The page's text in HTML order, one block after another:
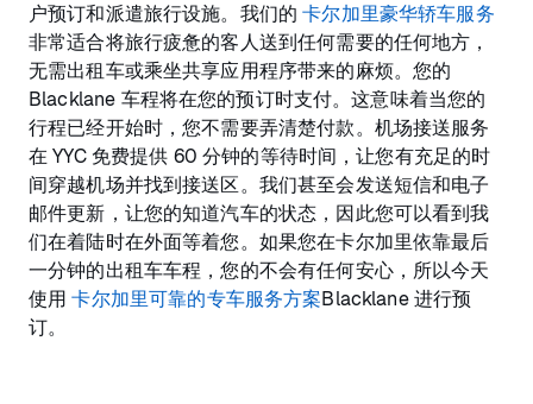
户预订和派遣旅行设施。我们的卡尔加里豪华轿车服务
非常适合将旅行疲惫的客人送到任何需要的任何地方，
无需出租车或乘坐共享应用程序带来的麻烦。您的
Blacklane 车程将在您的预订时支付。这意味着当您的
行程已经开始时，您不需要弄清楚付款。机场接送服务
在 YYC 免费提供 60 分钟的等待时间，让您有充足的时
间穿越机场并找到接送区。我们甚至会发送短信和电子
邮件更新，让您的知道汽车的状态，因此您可以看到我
们在着陆时在外面等着您。如果您在卡尔加里依靠最后
一分钟的出租车车程，您的不会有任何安心，所以今天
使用卡尔加里可靠的专车服务方案Blacklane 进行预
订。